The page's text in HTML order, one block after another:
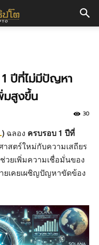
ปีที่ไม่มีปัญหา
มสูงขึ้น
30
) ฉลอง ครบรอบ 1 ปีที่
สตร์ใหม่กับความเสถียร
วยเพิ่มความเชื่อมั่นของ
ยเคยเผชิญปัญหาขัดข้อง